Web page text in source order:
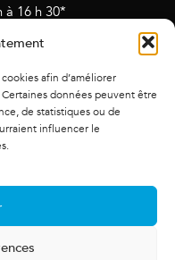
afin d’améliorer
Certaines données peuvent être
de statistiques ou de
influencer le
à 16 h 30*
cas de rendez-vous et